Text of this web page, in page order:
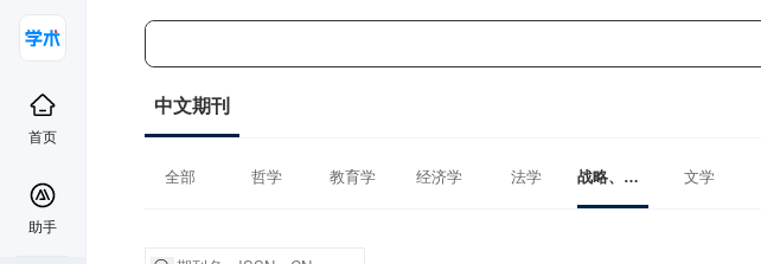
首页
助手
中文期刊
全部 哲学 教育学 经济学 法学 战略、战役、战术学 文学